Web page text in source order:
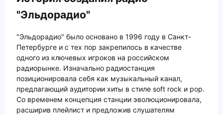
"Эльдорадио"
"Эльдорадио" было основано в 1996 году в Санкт-
Петербурге и с тех пор закрепилось в качестве
одного из ключевых игроков на российском
радиорынке. Изначально радиостанция
позиционировала себя как музыкальный канал,
предлагающий аудитории хиты в стиле soft rock и pop.
Со временем концепция станции эволюционировала,
расширив плейлист и предложив слушателям